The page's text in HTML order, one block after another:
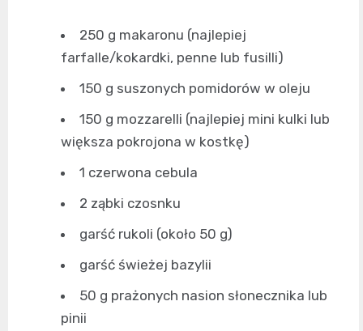
250 g makaronu (najlepiej
farfalle/kokardki, penne lub fusilli)
150 g suszonych pomidorów w oleju
150 g mozzarelli (najlepiej mini kulki lub
większa pokrojona w kostkę)
1 czerwona cebula
2 ząbki czosnku
garść rukoli (około 50 g)
garść świeżej bazylii
50 g prażonych nasion słonecznika lub
pinii